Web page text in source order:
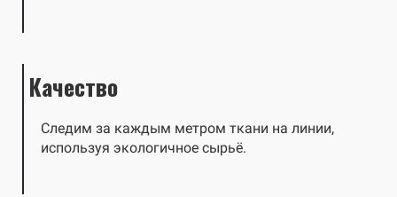
Качество
Следим за каждым метром ткани на линии,
используя экологичное сырьё.